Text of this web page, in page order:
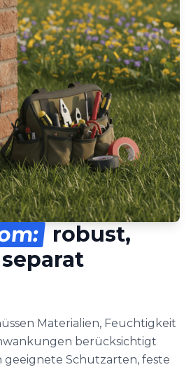
robust,
Materialien, Feuchtigkeit
berücksichtigt
geeignete Schutzarten, feste